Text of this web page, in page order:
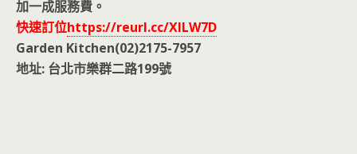
加一成服務費。
快速訂位https://reurl.cc/XlLW7D
Garden Kitchen(02)2175-7957
地址: 台北市樂群二路199號